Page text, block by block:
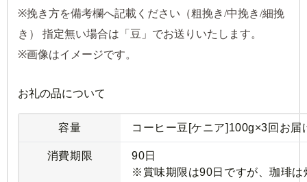
※挽き方を備考欄へ記載ください（粗挽き/中挽き/細挽
き） 指定無い場合は「豆」でお送りいたします。
※画像はイメージです。
お礼の品について
容量 コーヒー豆[ケニア]100g×3回お届
消費期限
90日
※賞味期限は90日ですが、珈琲は